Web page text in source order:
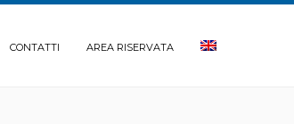
CONTATTI AREA RISERVATA